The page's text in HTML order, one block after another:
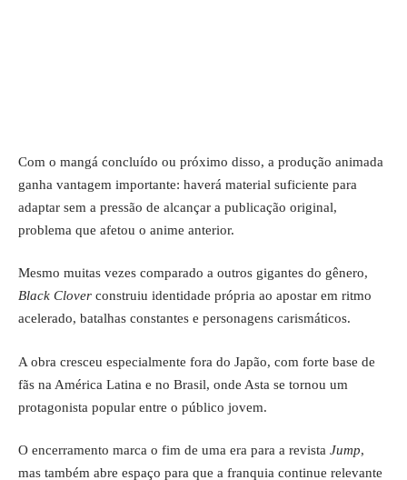
Com o mangá concluído ou próximo disso, a produção animada
ganha vantagem importante: haverá material suficiente para
adaptar sem a pressão de alcançar a publicação original,
problema que afetou o anime anterior.
Mesmo muitas vezes comparado a outros gigantes do gênero,
Black Clover construiu identidade própria ao apostar em ritmo
acelerado, batalhas constantes e personagens carismáticos.
A obra cresceu especialmente fora do Japão, com forte base de
fãs na América Latina e no Brasil, onde Asta se tornou um
protagonista popular entre o público jovem.
O encerramento marca o fim de uma era para a revista Jump,
mas também abre espaço para que a franquia continue relevante